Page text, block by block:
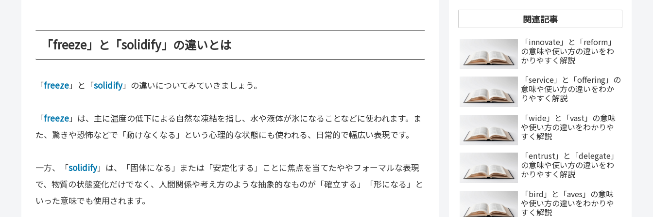
「freeze」と「solidify」の違いとは
「freeze」と「solidify」の違いについてみていきましょう。
「freeze」は、主に温度の低下による自然な凍結を指し、水や液体が氷になることなどに使われます。ま
た、驚きや恐怖などで「動けなくなる」という心理的な状態にも使われる、日常的で幅広い表現です。
一方、「solidify」は、「固体になる」または「安定化する」ことに焦点を当てたややフォーマルな表現
で、物質の状態変化だけでなく、人間関係や考え方のような抽象的なものが「確立する」「形になる」と
いった意味でも使用されます。
関連記事
「innovate」と「reform」
の意味や使い方の違いをわ
かりやすく解説
「service」と「offering」の
意味や使い方の違いをわか
りやすく解説
「wide」と「vast」の意味
や使い方の違いをわかりや
すく解説
「entrust」と「delegate」
の意味や使い方の違いをわ
かりやすく解説
「bird」と「aves」の意味
や使い方の違いをわかりや
すく解説